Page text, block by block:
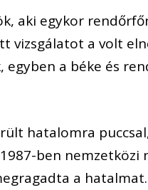
aki egykor
vizsgálatot a volt
a béke és
hatalomra
ben
a